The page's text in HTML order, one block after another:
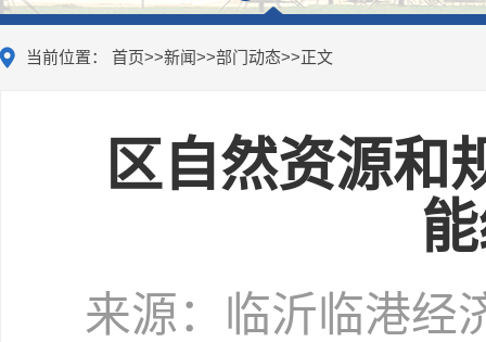
当前位置： 首页>>新闻>>部门动态>>正文
区自然资源和
来源：临沂临港经